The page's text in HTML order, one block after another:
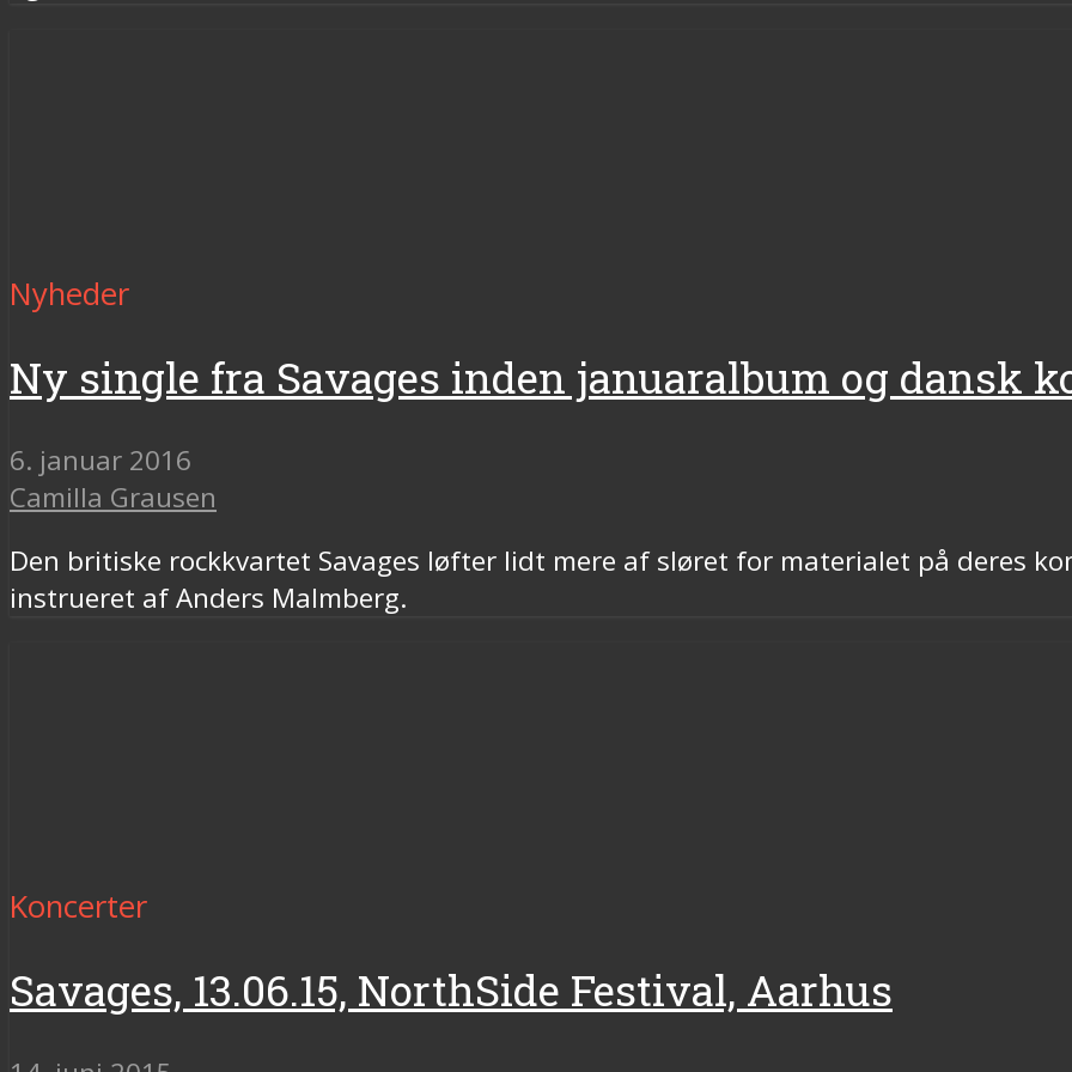
Nyheder
Ny single fra Savages inden januaralbum og dansk
6. januar 2016
Camilla Grausen
Den britiske rockkvartet Savages løfter lidt mere af sløret for materialet på deres
instrueret af Anders Malmberg.
Koncerter
Savages, 13.06.15, NorthSide Festival, Aarhus